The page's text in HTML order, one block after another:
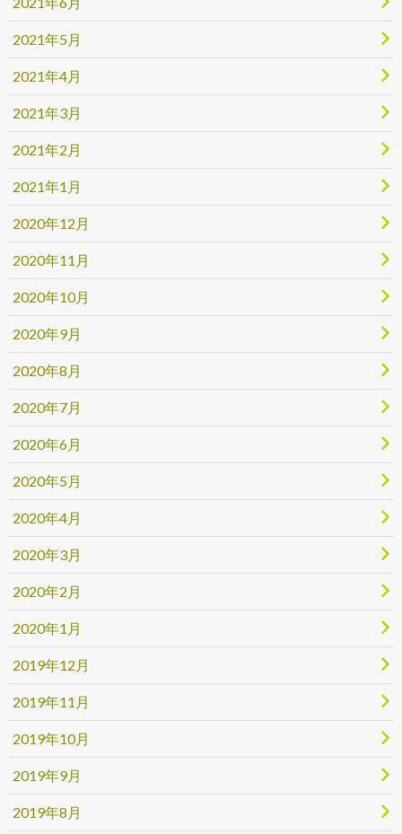
2021年5月
2021年4月
2021年3月
2021年2月
2021年1月
2020年12月
2020年11月
2020年10月
2020年9月
2020年8月
2020年7月
2020年6月
2020年5月
2020年4月
2020年3月
2020年2月
2020年1月
2019年12月
2019年11月
2019年10月
2019年9月
2019年8月